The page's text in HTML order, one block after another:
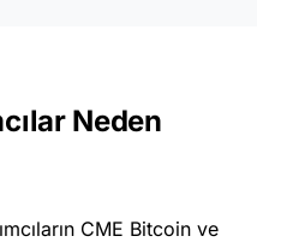
Neden
CME Bitcoin ve